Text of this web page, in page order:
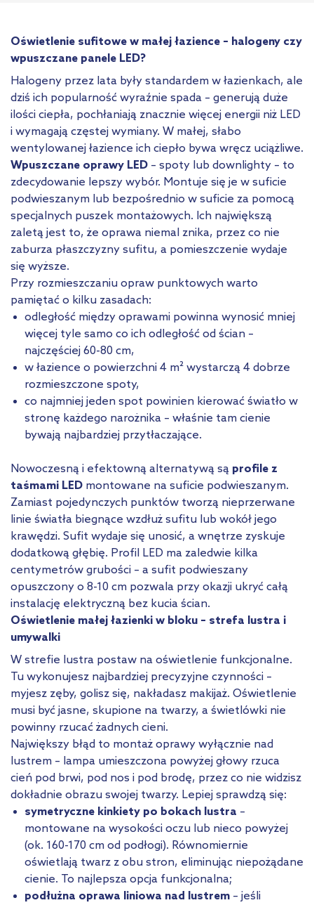
Oświetlenie sufitowe w małej łazience – halogeny czy
wpuszczane panele LED?
Halogeny przez lata były standardem w łazienkach, ale
dziś ich popularność wyraźnie spada – generują duże
ilości ciepła, pochłaniają znacznie więcej energii niż LED
i wymagają częstej wymiany. W małej, słabo
wentylowanej łazience ich ciepło bywa wręcz uciążliwe.
Wpuszczane oprawy LED – spoty lub downlighty – to
zdecydowanie lepszy wybór. Montuje się je w suficie
podwieszanym lub bezpośrednio w suficie za pomocą
specjalnych puszek montażowych. Ich największą
zaletą jest to, że oprawa niemal znika, przez co nie
zaburza płaszczyzny sufitu, a pomieszczenie wydaje
się wyższe.
Przy rozmieszczaniu opraw punktowych warto
pamiętać o kilku zasadach:
odległość między oprawami powinna wynosić mniej
więcej tyle samo co ich odległość od ścian –
najczęściej 60-80 cm,
w łazience o powierzchni 4 m² wystarczą 4 dobrze
rozmieszczone spoty,
co najmniej jeden spot powinien kierować światło w
stronę każdego narożnika – właśnie tam cienie
bywają najbardziej przytłaczające.
Nowoczesną i efektowną alternatywą są profile z
taśmami LED montowane na suficie podwieszanym.
Zamiast pojedynczych punktów tworzą nieprzerwane
linie światła biegnące wzdłuż sufitu lub wokół jego
krawędzi. Sufit wydaje się unosić, a wnętrze zyskuje
dodatkową głębię. Profil LED ma zaledwie kilka
centymetrów grubości – a sufit podwieszany
opuszczony o 8-10 cm pozwala przy okazji ukryć całą
instalację elektryczną bez kucia ścian.
Oświetlenie małej łazienki w bloku – strefa lustra i
umywalki
W strefie lustra postaw na oświetlenie funkcjonalne.
Tu wykonujesz najbardziej precyzyjne czynności –
myjesz zęby, golisz się, nakładasz makijaż. Oświetlenie
musi być jasne, skupione na twarzy, a świetlówki nie
powinny rzucać żadnych cieni.
Największy błąd to montaż oprawy wyłącznie nad
lustrem – lampa umieszczona powyżej głowy rzuca
cień pod brwi, pod nos i pod brodę, przez co nie widzisz
dokładnie obrazu swojej twarzy. Lepiej sprawdzą się:
symetryczne kinkiety po bokach lustra –
montowane na wysokości oczu lub nieco powyżej
(ok. 160-170 cm od podłogi). Równomiernie
oświetlają twarz z obu stron, eliminując niepożądane
cienie. To najlepsza opcja funkcjonalna;
podłużna oprawa liniowa nad lustrem – jeśli